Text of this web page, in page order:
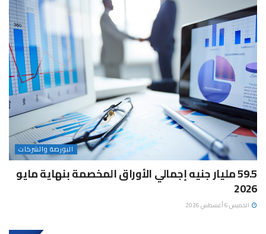
البورصة والشركات
59.5 مليار جنيه إجمالي الأوراق المخصمة بنهاية مايو
2026
الخميس 6 أغسطس 2026